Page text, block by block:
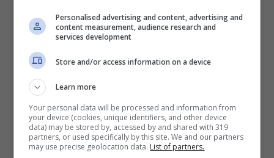
Personalised advertising and content, advertising and
content measurement, audience research and
services development
Store and/or access information on a device
Learn more
Your personal data will be processed and information from
your device (cookies, unique identifiers, and other device
data) may be stored by, accessed by and shared with 319
partners, or used specifically by this site. We and our partners
may use precise geolocation data. List of partners.